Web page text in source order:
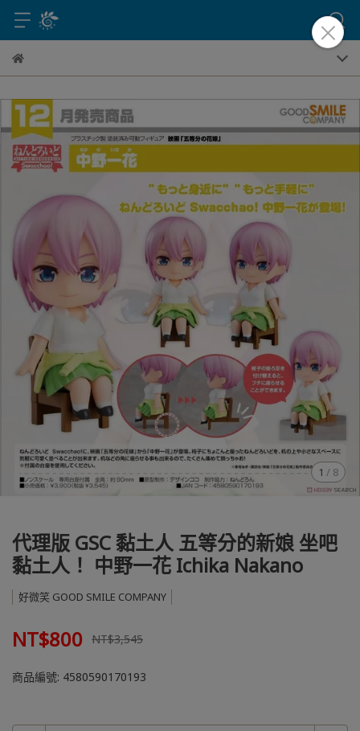
1 / 8
代理版 GSC 黏土人 五等分的新娘 坐吧
黏土人！ 中野一花 Ichika Nakano
好微笑 GOOD SMILE COMPANY
NT$800 NT$3,545
商品編號: 4580590170193